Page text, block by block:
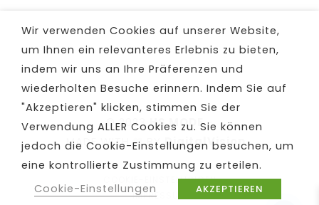
© 2023HS MODE-
MADE WITH
BYDigitalVision
COOKIE-EINSTELLUNGEN
IMPRESSUM
Wir verwenden Cookies auf unserer Website,
um Ihnen ein relevanteres Erlebnis zu bieten,
indem wir uns an Ihre Präferenzen und
wiederholten Besuche erinnern. Indem Sie auf
"Akzeptieren" klicken, stimmen Sie der
Verwendung ALLER Cookies zu. Sie können
jedoch die Cookie-Einstellungen besuchen, um
eine kontrollierte Zustimmung zu erteilen.
Cookie-Einstellungen
AKZEPTIEREN